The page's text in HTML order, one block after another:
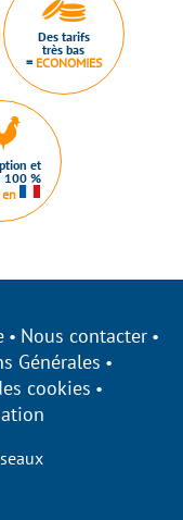
Des tarifs
très bas
= ECONOMIES
et
100 %
en
Nous contacter
Générales
cookies